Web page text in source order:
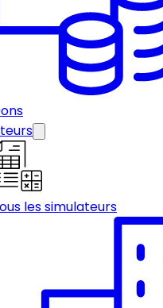
les simulateurs